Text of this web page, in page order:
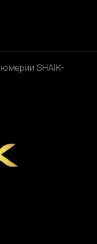
SHAIK-